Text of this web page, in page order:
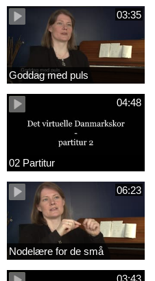
03:35
Goddag med puls
04:48
02 Partitur
06:23
Nodelære for de små
03:43